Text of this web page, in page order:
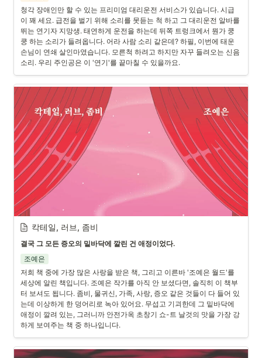
청각 장애인만 할 수 있는 프리미엄 대리운전 서비스가 있습니다. 시급
이 꽤 세요. 급전을 벌기 위해 소리를 못듣는 척 하고 그 대리운전 알바를
뛰는 연기자 지망생. 태연하게 운전을 하는데 뒤쪽 트렁크에서 뭔가 쿵
쿵 하는 소리가 들려옵니다. 어라 사람 소리 같은데? 하필, 이번에 태운
손님이 연쇄 살인마였습니다. 모른척 하려고 하지만 자꾸 들려오는 신음
소리. 우리 주인공은 이 '연기'를 끝마칠 수 있을까요.
칵테일, 러브, 좀비
결국 그 모든 증오의 밑바닥에 깔린 건 애정이었다.
조예은
저희 책 중에 가장 많은 사랑을 받은 책, 그리고 이른바 '조예은 월드'를
세상에 알린 책입니다. 조예은 작가를 아직 안 보셨다면, 솔직히 이 책부
터 보셔도 됩니다. 좀비, 물귀신, 가족, 사랑, 증오 같은 것들이 다 들어 있
는데 이상하게 한 덩어리로 녹아 있어요. 무섭고 기괴한데 그 밑바닥에
애정이 깔려 있는, 그러니까 안전가옥 초창기 쇼-트 날것의 맛을 가장 강
하게 보여주는 책 중 하나입니다.